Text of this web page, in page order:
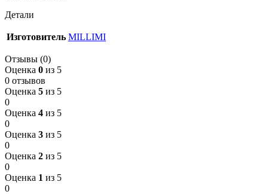
Детали
Изготовитель MILLIMI
Отзывы (0)
Оценка 0 из 5
0 отзывов
Оценка 5 из 5
0
Оценка 4 из 5
0
Оценка 3 из 5
0
Оценка 2 из 5
0
Оценка 1 из 5
0